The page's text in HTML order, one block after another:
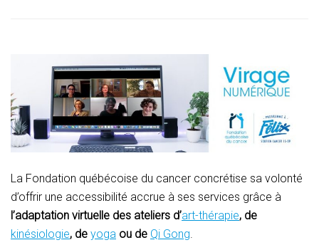
La Fondation québécoise du cancer concrétise sa volonté
d’offrir une accessibilité accrue à ses services grâce à
l’adaptation virtuelle des ateliers d’art-thérapie, de
kinésiologie, de yoga ou de Qi Gong